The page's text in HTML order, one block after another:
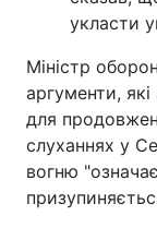
укласти
Міністр
аргументи,
для
слуханнях у
вогню